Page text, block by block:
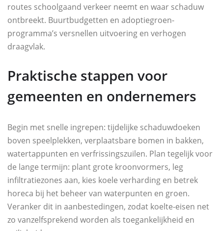
routes schoolgaand verkeer neemt en waar schaduw
ontbreekt. Buurtbudgetten en adoptiegroen-
programma’s versnellen uitvoering en verhogen
draagvlak.
Praktische stappen voor
gemeenten en ondernemers
Begin met snelle ingrepen: tijdelijke schaduwdoeken
boven speelplekken, verplaatsbare bomen in bakken,
watertappunten en verfrissingszuilen. Plan tegelijk voor
de lange termijn: plant grote kroonvormers, leg
infiltratiezones aan, kies koele verharding en betrek
horeca bij het beheer van waterpunten en groen.
Veranker dit in aanbestedingen, zodat koelte-eisen net
zo vanzelfsprekend worden als toegankelijkheid en